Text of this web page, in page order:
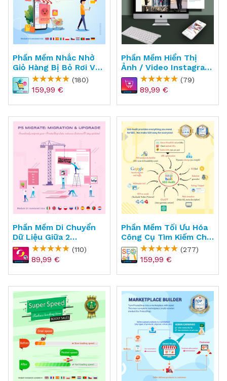
Phần Mềm Nhắc Nhở
Giỏ Hàng Bị Bỏ Rơi Và
Email Marketing Cho
PrestaShop -
Abandoned Cart
Reminder + Auto Email
(180)
159,99 €
Phần Mềm Hiển Thị
Ảnh / Video Instagram
Lên Website
PrestaShop -
Instagram Shopping
Slider
(79)
89,99 €
Phần Mềm Di Chuyển
Dữ Liệu Giữa 2
Websites PrestaShop
- PS Migrator
(110)
89,99 €
Phần Mềm Tối Ưu Hóa
Công Cụ Tìm Kiếm Cho
PrestaShop - SEO
Audit
(277)
159,99 €